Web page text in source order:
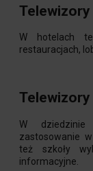
W hotelach
restauracjach,
Telewizory
W dziedzinie
zastosowanie
też szkoły
informacyjne.